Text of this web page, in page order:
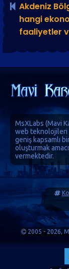
Akdeniz
hangi
faaliyetler
MsXLabs (Mavi
web teknolojileri
geniş kapsamlı
oluşturmak
vermektedir.
2005 - 2026,